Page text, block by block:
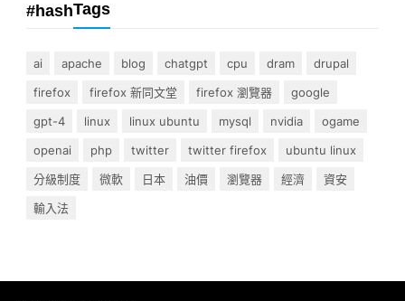
#hashTags
ai apache blog chatgpt cpu dram
drupal
firefox
firefox 新同文堂 firefox 瀏覽器
google
gpt-4
linux linux ubuntu mysql nvidia
ogame
openai
php twitter twitter firefox
ubuntu linux
分級制度
微軟 日本 油價 瀏覽器 經濟
資安
輸入法